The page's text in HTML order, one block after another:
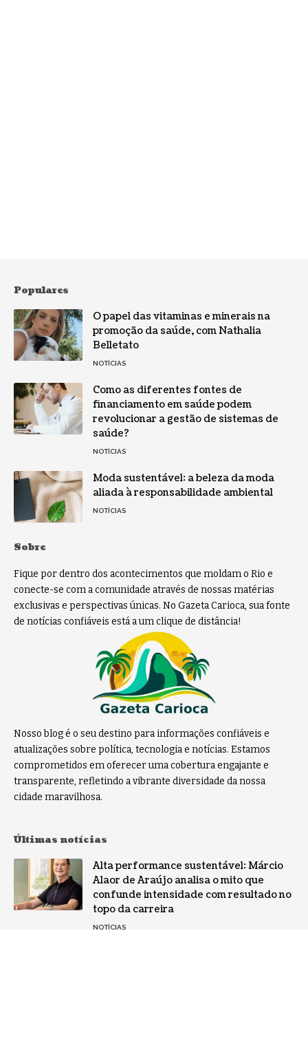
Populares
O papel das vitaminas e minerais na
promoção da saúde, com Nathalia
Belletato
NOTÍCIAS
Como as diferentes fontes de
financiamento em saúde podem
revolucionar a gestão de sistemas de
saúde?
NOTÍCIAS
Moda sustentável: a beleza da moda
aliada à responsabilidade ambiental
NOTÍCIAS
Sobre
Fique por dentro dos acontecimentos que moldam o Rio e
conecte-se com a comunidade através de nossas matérias
exclusivas e perspectivas únicas. No Gazeta Carioca, sua fonte
de notícias confiáveis está a um clique de distância!
Nosso blog é o seu destino para informações confiáveis e
atualizações sobre política, tecnologia e notícias. Estamos
comprometidos em oferecer uma cobertura engajante e
transparente, refletindo a vibrante diversidade da nossa
cidade maravilhosa.
Últimas notícias
Alta performance sustentável: Márcio
Alaor de Araújo analisa o mito que
confunde intensidade com resultado no
topo da carreira
NOTÍCIAS